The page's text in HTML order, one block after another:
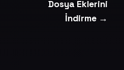
Dosya Eklerini
İndirme →